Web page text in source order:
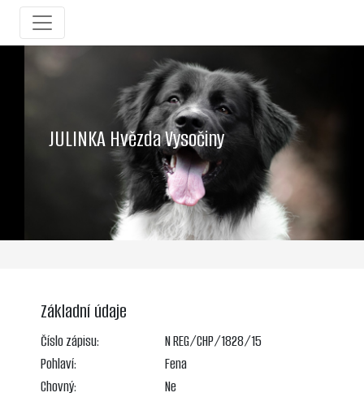
JULINKA Hvězda Vysočiny
Základní údaje
Číslo zápisu:
N REG/CHP/1828/15
Pohlaví:
Fena
Chovný:
Ne